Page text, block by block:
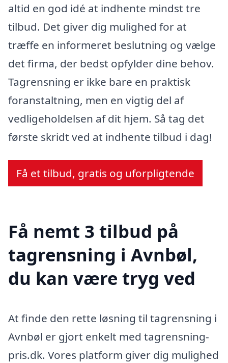
altid en god idé at indhente mindst tre
tilbud. Det giver dig mulighed for at
træffe en informeret beslutning og vælge
det firma, der bedst opfylder dine behov.
Tagrensning er ikke bare en praktisk
foranstaltning, men en vigtig del af
vedligeholdelsen af dit hjem. Så tag det
første skridt ved at indhente tilbud i dag!
Få et tilbud, gratis og uforpligtende
Få nemt 3 tilbud på
tagrensning i Avnbøl,
du kan være tryg ved
At finde den rette løsning til tagrensning i
Avnbøl er gjort enkelt med tagrensning-
pris.dk. Vores platform giver dig mulighed